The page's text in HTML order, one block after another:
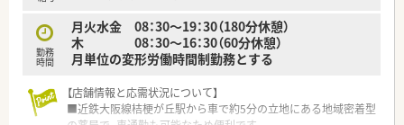
勤務
時間
月火水金 08：30～19：30（180分休憩）
木 08：30～16：30（60分休憩）
月単位の変形労働時間制勤務とする
【店舗情報と応需状況について】
■近鉄大阪線桔梗が丘駅から車で約5分の立地にある地域密着型